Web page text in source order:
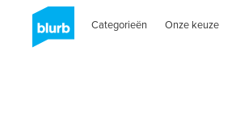
Categorieën Onze keuze